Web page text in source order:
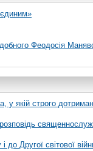
Феодосія
у якій строго
і до Другої світової